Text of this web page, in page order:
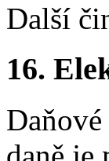
Další
16.